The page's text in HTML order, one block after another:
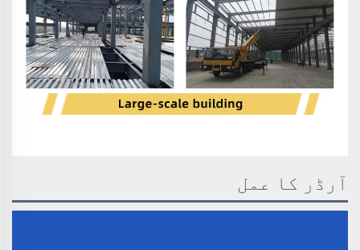
آرڈر کا عمل